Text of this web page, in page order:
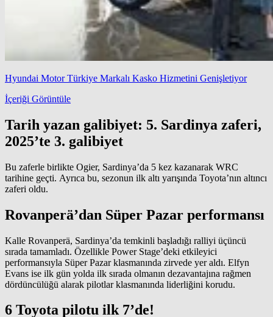
Hyundai Motor Türkiye Markalı Kasko Hizmetini Genişletiyor
İçeriği Görüntüle
Tarih yazan galibiyet: 5. Sardinya zaferi,
2025’te 3. galibiyet
Bu zaferle birlikte Ogier, Sardinya’da 5 kez kazanarak WRC
tarihine geçti. Ayrıca bu, sezonun ilk altı yarışında Toyota’nın altıncı
zaferi oldu.
Rovanperä’dan Süper Pazar performansı
Kalle Rovanperä, Sardinya’da temkinli başladığı ralliyi üçüncü
sırada tamamladı. Özellikle Power Stage’deki etkileyici
performansıyla Süper Pazar klasmanında zirvede yer aldı. Elfyn
Evans ise ilk gün yolda ilk sırada olmanın dezavantajına rağmen
dördüncülüğü alarak pilotlar klasmanında liderliğini korudu.
6 Toyota pilotu ilk 7’de!